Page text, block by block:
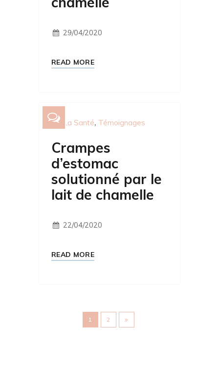
29/04/2020
READ MORE
La Santé Témoignages
Crampes
d’estomac
solutionné par le
lait de chamelle
22/04/2020
READ MORE
1 2